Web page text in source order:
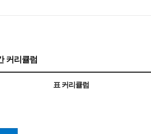
수 있게 되었습니다. 화학을 처음 시작하는 사람
학의 기본 구조를 이해할 수 있었고, 앞으로 공부
커리큘럼
표 커리큘럼